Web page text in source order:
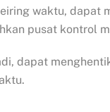
waktu, dapat
pusat kontrol
dapat